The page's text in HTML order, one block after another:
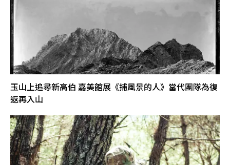
玉山上追尋新高伯 嘉美館展《捕風景的人》當代團隊為復
返再入山